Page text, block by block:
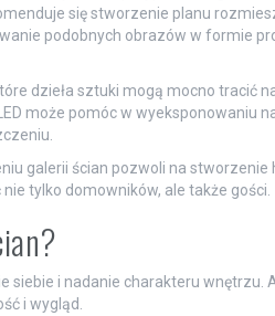
się stworzenie planu
podobnych obrazów w formie
dzieła sztuki mogą mocno tracić
może pomóc w wyeksponowaniu
galerii ścian pozwoli na stworzenie
tylko domowników, ale także gości.
siebie i nadanie charakteru wnętrzu.
i wygląd.